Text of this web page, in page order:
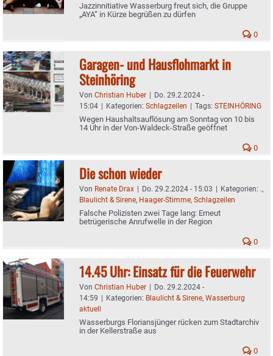
Jazzinnitiative Wasserburg freut sich, die Gruppe
„AYA“ in Kürze begrüßen zu dürfen
0
Garagen- und Hausflohmarkt in
Steinhöring
Von Christian Huber | Do. 29.2.2024 -
15:04 | Kategorien: Schlagzeilen | Tags: STEINHÖRING
Wegen Haushaltsauflösung am Sonntag von 10 bis
14 Uhr in der Von-Waldeck-Straße geöffnet
0
Die schon wieder
Von Renate Drax | Do. 29.2.2024 - 15:03 | Kategorien: .,
Blaulicht & Sirene, Haager-Stimme, Schlagzeilen
Falsche Polizisten zwei Tage lang: Erneut
betrügerische Anrufwelle in der Region
0
14.45 Uhr: Einsatz für die Feuerwehr
Von Christian Huber | Do. 29.2.2024 -
14:59 | Kategorien: Blaulicht & Sirene, Wasserburg
aktuell
Wasserburgs Floriansjünger rücken zum Stadtarchiv
in der Kellerstraße aus
0